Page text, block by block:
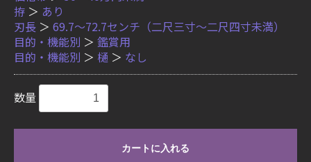
拵 ＞ あり
刃長 ＞ 69.7〜72.7センチ（二尺三寸〜二尺四寸未満）
目的・機能別 ＞ 鑑賞用
目的・機能別 ＞ 樋 ＞ なし
数量
カートに入れる